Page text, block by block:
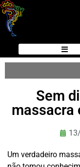
Sem
massacra
Um verdadeiro